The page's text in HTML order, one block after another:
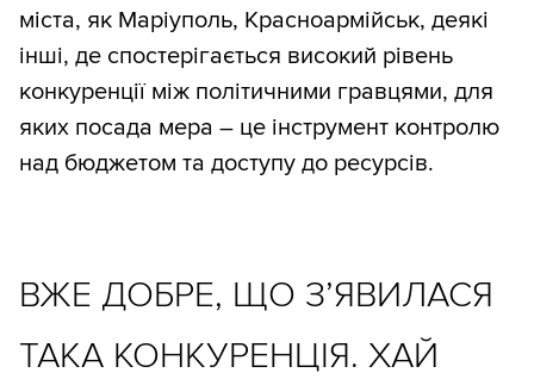
міста, як Маріуполь, Красноармійськ, деякі
інші, де спостерігається високий рівень
конкуренції між політичними гравцями, для
яких посада мера – це інструмент контролю
над бюджетом та доступу до ресурсів.
ВЖЕ ДОБРЕ, ЩО З’ЯВИЛАСЯ
ТАКА КОНКУРЕНЦІЯ. ХАЙ